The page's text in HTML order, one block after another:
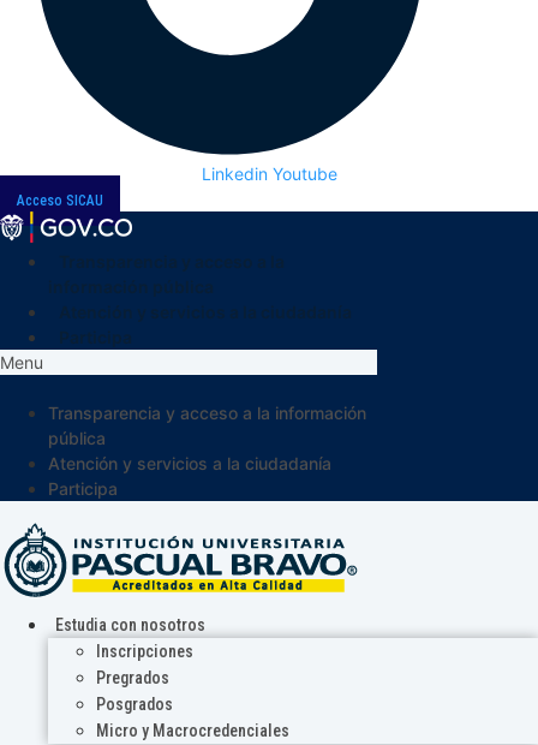
Linkedin Youtube
Acceso SICAU
Menu
Transparencia y acceso a la información
pública
Atención y servicios a la ciudadanía
Participa
Estudia con nosotros
Inscripciones
Pregrados
Posgrados
Micro y Macrocredenciales